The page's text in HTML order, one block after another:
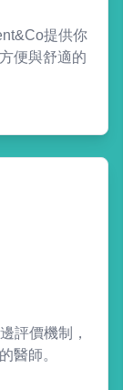
提供你
便與舒適的
評價機制，
醫師。